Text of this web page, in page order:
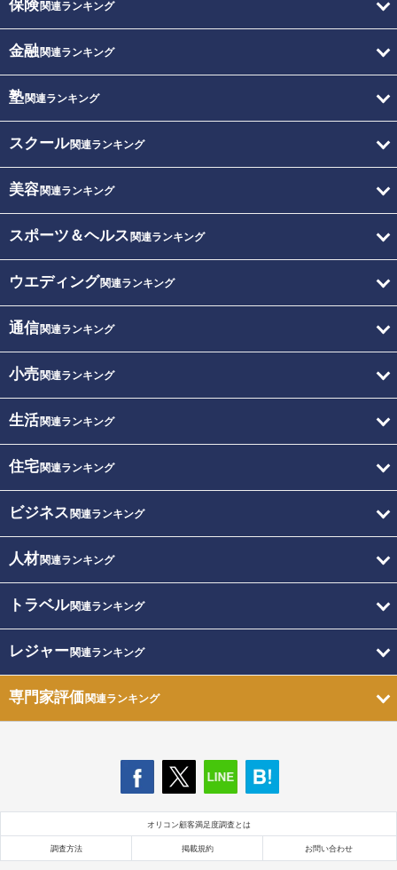
保険関連ランキング
金融関連ランキング
塾関連ランキング
スクール関連ランキング
美容関連ランキング
スポーツ＆ヘルス 関連ランキング
ウエディング関連ランキング
通信関連ランキング
小売関連ランキング
生活関連ランキング
住宅関連ランキング
ビジネス 関連ランキング
人材関連ランキング
トラベル関連ランキング
レジャー関連ランキング
専門家評価関連ランキング
オリコン顧客満足度調査とは
調査方法 掲載規約 お問い合わせ